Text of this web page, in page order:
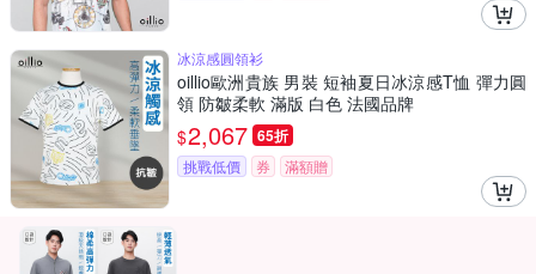
冰涼感圓領衫
oillio歐洲貴族 男裝 短袖夏日冰涼感T恤 彈力圓
領 防皺柔軟 滿版 白色 法國品牌
$2,067 65折
挑戰低價 券 滿額贈